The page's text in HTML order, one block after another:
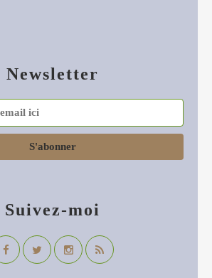
Newsletter
Suivez-moi